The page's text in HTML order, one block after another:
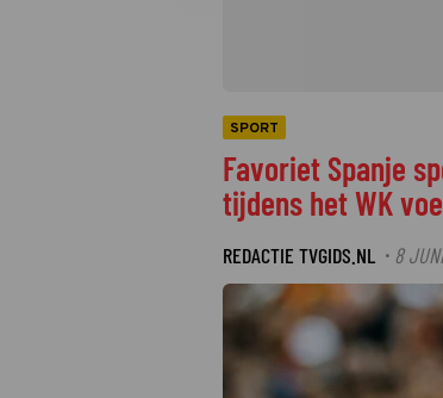
SPORT
Favoriet Spanje
tijdens het WK
REDACTIE TVGIDS.NL · 8